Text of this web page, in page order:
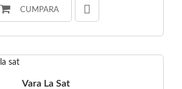
CUMPARA
Vara La Sat